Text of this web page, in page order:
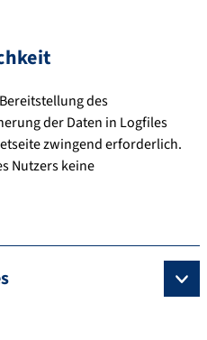
des
der Daten in Logfiles
zwingend erforderlich.
Nutzers keine